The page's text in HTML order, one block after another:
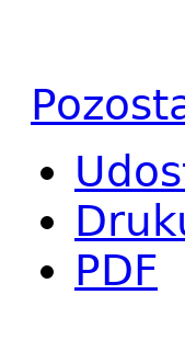
PDF